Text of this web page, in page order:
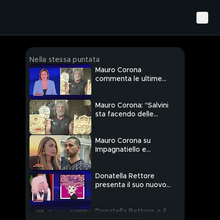
Nella stessa puntata
Mauro Corona
commenta le ultime
Mauro Corona: "Salvini
sta facendo delle
Mauro Corona su
Impagnatiello e
Donatella Rettore
presenta il suo nuovo
Donatella Rettore e il